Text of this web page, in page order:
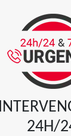
24H/